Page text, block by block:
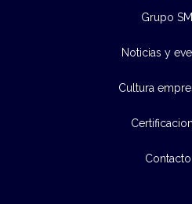
Grupo
Noticias y
Cultura
Contacto